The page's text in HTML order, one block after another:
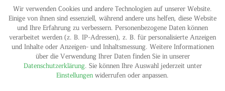
IMPRINT
PRIVACY POLICY
© HELGA MARIA KLOSTERFELDE | ALL RIGHTS RESERVED
Wir verwenden Cookies und andere Technologien auf unserer Website.
Einige von ihnen sind essenziell, während andere uns helfen, diese Website
und Ihre Erfahrung zu verbessern. Personenbezogene Daten können
verarbeitet werden (z. B. IP-Adressen), z. B. für personalisierte Anzeigen
und Inhalte oder Anzeigen- und Inhaltsmessung. Weitere Informationen
über die Verwendung Ihrer Daten finden Sie in unserer
Datenschutzerklärung. Sie können Ihre Auswahl jederzeit unter
Einstellungen widerrufen oder anpassen.